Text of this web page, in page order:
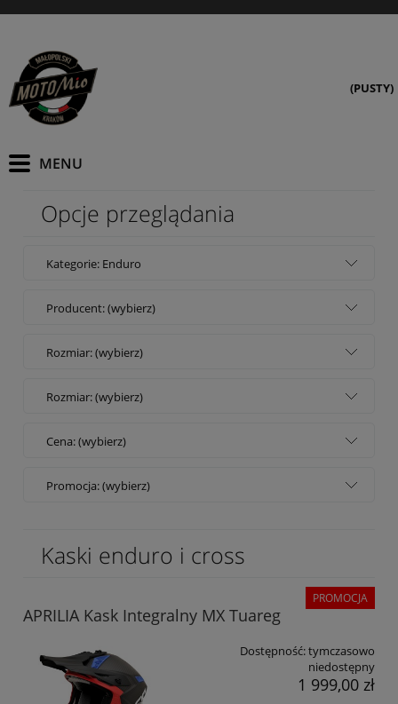
(PUSTY)
Opcje przeglądania
Kategorie: Enduro
Producent: (wybierz)
Rozmiar: (wybierz)
Rozmiar: (wybierz)
Cena: (wybierz)
Promocja: (wybierz)
Kaski enduro i cross
APRILIA Kask Integralny MX Tuareg
Dostępność:tymczasowo
niedostępny
1 999,00 zł
PROMOCJA